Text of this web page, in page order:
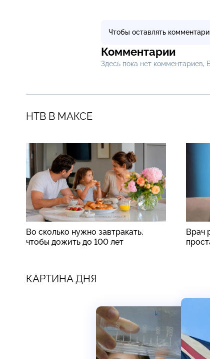
Чтобы оставлять
Комментарии
Здесь пока нет
НТВ В МАКСЕ
Во сколько нужно завтракать,
чтобы дожить до 100 лет
Врач
КАРТИНА ДНЯ